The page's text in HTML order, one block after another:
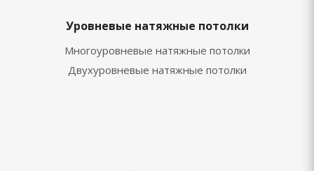
Уровневые натяжные потолки
Многоуровневые натяжные потолки
Двухуровневые натяжные потолки